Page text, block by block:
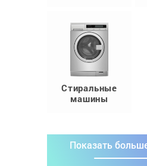
Стиральные
машины
Показать